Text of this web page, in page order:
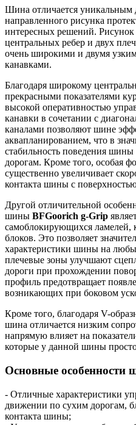
Шина отличается уникальным
направленного рисунка
интересных решений. Рисунок
центральных ребер и двух
очень широкими и двумя
канавками.
Благодаря широкому
прекрасными показателями
высокой оперативностью
канавки в сочетании с
каналами позволяют шине
аквапланированием, что в
стабильность поведения
дорогам. Кроме того, особая
существенно увеличивает
контакта шины с
Другой отличительной
шины BFGoorich g-Grip
самоблокирующихся ламелей,
блоков. Это позволяет
характеристики шины на
плечевые зоны улучшают
дороги при прохождении
профиль предотвращает
возникающих при боковом
Кроме того, благодаря V-
шина отличается низким
напрямую влияет на
которые у данной шины
Основные
- Отличные характеристики
движении по сухим дорогам,
контакта шины;